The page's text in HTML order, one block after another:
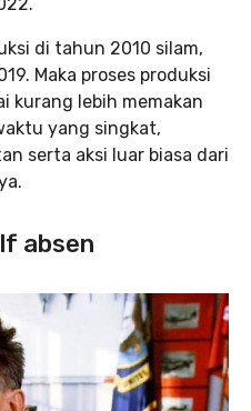
di tahun 2010 silam,
Maka proses produksi
kurang lebih memakan
yang singkat,
serta aksi luar biasa dari
absen